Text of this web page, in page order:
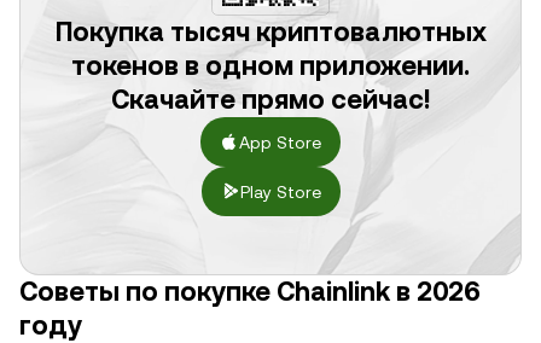
Покупка тысяч криптовалютных
токенов в одном приложении.
Скачайте прямо сейчас!
App Store
Play Store
Советы по покупке Chainlink в 2026
году